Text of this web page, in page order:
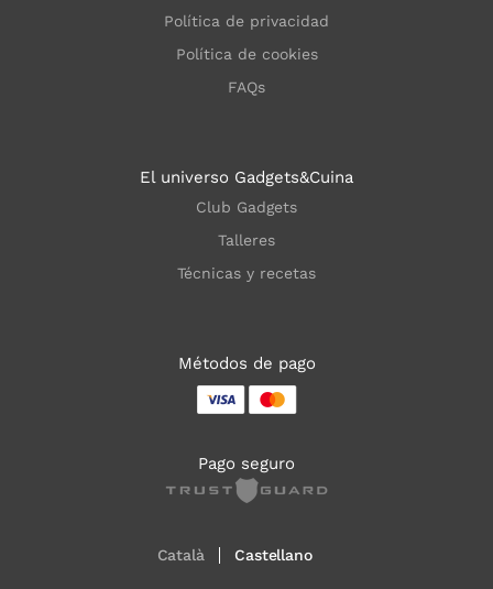
Política de privacidad
Política de cookies
FAQs
El universo Gadgets&Cuina
Club Gadgets
Talleres
Técnicas y recetas
Métodos de pago
Pago seguro
Català Castellano